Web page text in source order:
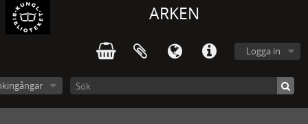
ARKEN
Logga in